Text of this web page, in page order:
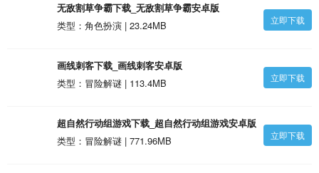
无敌割草争霸下载_无敌割草争霸安卓版
类型：角色扮演 | 23.24MB
立即下载
画线刺客下载_画线刺客安卓版
类型：冒险解谜 | 113.4MB
立即下载
超自然行动组游戏下载_超自然行动组游戏安卓版
类型：冒险解谜 | 771.96MB
立即下载